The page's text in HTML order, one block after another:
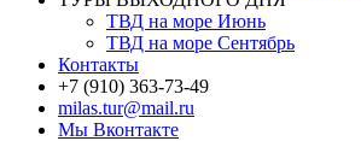
ТВД на море Июнь
ТВД на море Сентябрь
Контакты
+7 (910) 363-73-49
milas.tur@mail.ru
Мы Вконтакте